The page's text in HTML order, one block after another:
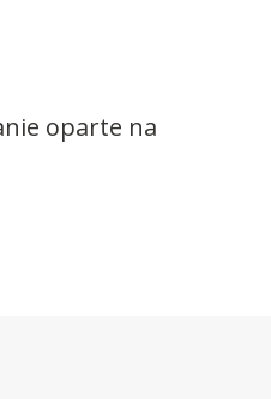
oparte na